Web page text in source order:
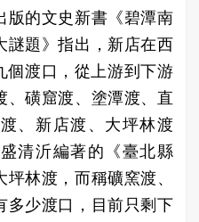
版的文史新書《碧潭南
謎題》指出，新店在西
個渡口，從上游到下游
、磺窟渡、塗潭渡、直
、新店渡、大坪林渡
清沂編著的《臺北縣
林渡，而稱礦窯渡、
多少渡口，目前只剩下